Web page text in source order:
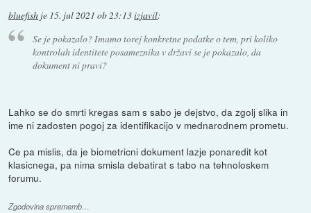
bluefish je 15. jul 2021 ob 23:13izjavil:
Se je pokazalo? Imamo torej konkretne podatke o tem, pri koliko
kontrolah identitete posameznika v državi se je pokazalo, da
dokument ni pravi?
Lahko se do smrti kregas sam s sabo je dejstvo, da zgolj slika in
ime ni zadosten pogoj za identifikacijo v mednarodnem prometu.
Ce pa mislis, da je biometricni dokument lazje ponaredit kot
klasicnega, pa nima smisla debatirat s tabo na tehnoloskem
forumu.
Zgodovina sprememb…